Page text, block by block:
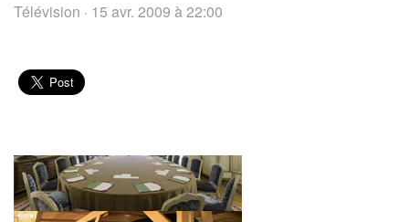
Télévision · 15 avr. 2009 à 22:00